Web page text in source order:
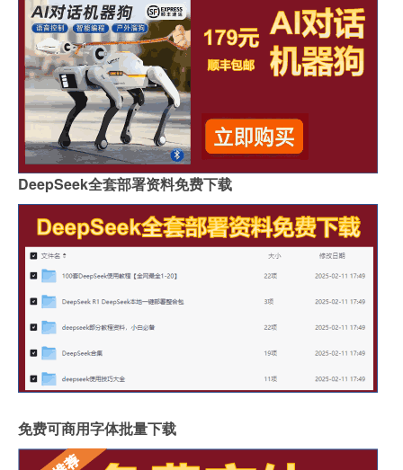
DeepSeek全套部署资料免费下载
免费可商用字体批量下载